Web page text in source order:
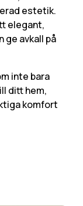
estetik.
elegant,
ge avkall på
inte bara
ditt hem,
komfort